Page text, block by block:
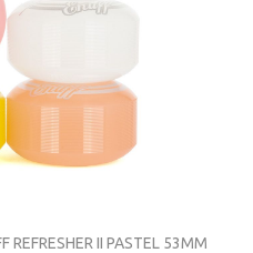
REFRESHER II PASTEL 53MM